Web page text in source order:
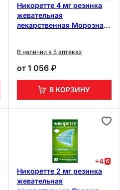
Никоретте 4 мг резинка
жевательная
лекарственная Морозная
В наличии в 5 аптеках
от 1 056 ₽
В КОРЗИНУ
+4
Никоретте 2 мг резинка
жевательная